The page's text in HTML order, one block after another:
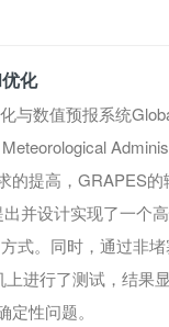
化
与数值预报系统
的提高，GRAPES
并设计实现了一个
式。同时，通过非
进行了测试，结果
性问题。